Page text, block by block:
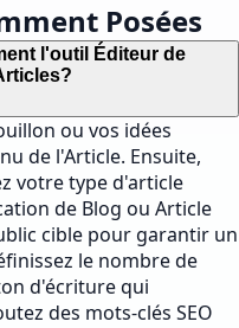
Posées
l'outil Éditeur de
ou vos idées
de l'Article. Ensuite,
votre type d'article
de Blog ou Article
cible pour garantir un
le nombre de
d'écriture qui
des mots-clés SEO